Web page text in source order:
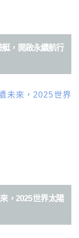
艇，開啟永續航行
，2025世界太陽